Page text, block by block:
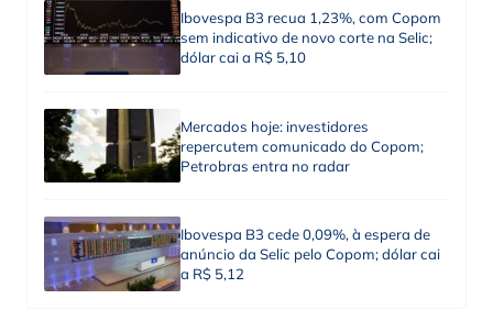
Ibovespa B3 recua 1,23%, com Copom
sem indicativo de novo corte na Selic;
dólar cai a R$ 5,10
Mercados hoje: investidores
repercutem comunicado do Copom;
Petrobras entra no radar
Ibovespa B3 cede 0,09%, à espera de
anúncio da Selic pelo Copom; dólar cai
a R$ 5,12